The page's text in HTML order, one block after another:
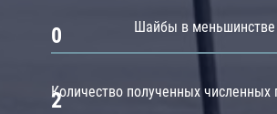
Шайбы в меньшинстве
0
Количество полученных
2